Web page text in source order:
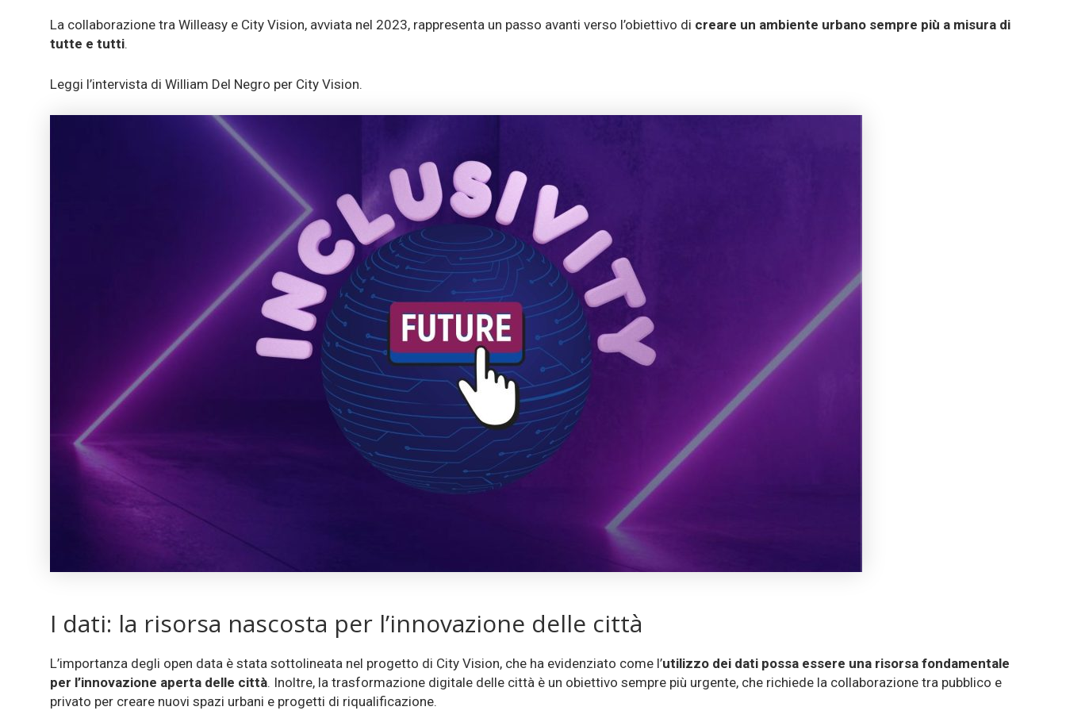
La collaborazione tra Willeasy e City Vision, avviata nel 2023, rappresenta un passo avanti verso l’obiettivo di creare un ambiente urbano sempre più a misura di
tutte e tutti.
Leggi l’intervista di William Del Negro per City Vision.
I dati: la risorsa nascosta per l’innovazione delle città
L’importanza degli open data è stata sottolineata nel progetto di City Vision, che ha evidenziato come l’utilizzo dei dati possa essere una risorsa fondamentale
per l’innovazione aperta delle città. Inoltre, la trasformazione digitale delle città è un obiettivo sempre più urgente, che richiede la collaborazione tra pubblico e
privato per creare nuovi spazi urbani e progetti di riqualificazione.